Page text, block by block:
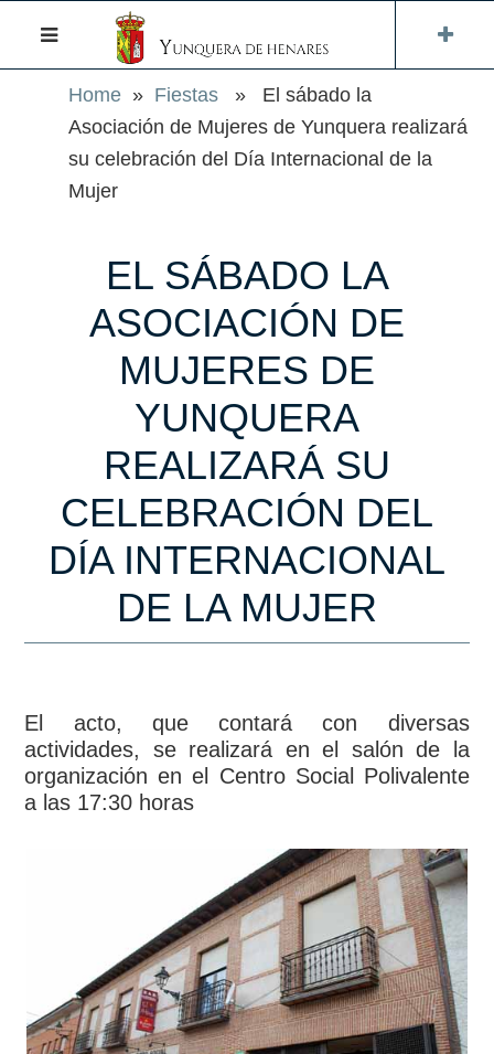
Home » Fiestas » El sábado la
Asociación de Mujeres de Yunquera realizará
su celebración del Día Internacional de la
Mujer
EL SÁBADO LA
ASOCIACIÓN DE
MUJERES DE
YUNQUERA
REALIZARÁ SU
CELEBRACIÓN DEL
DÍA INTERNACIONAL
DE LA MUJER
El acto, que contará con diversas
actividades, se realizará en el salón de la
organización en el Centro Social Polivalente
a las 17:30 horas